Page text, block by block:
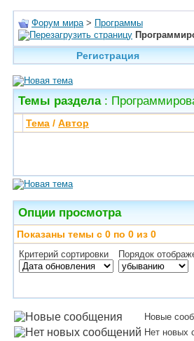
Форум мира > Программы
Регистрация
Темы раздела:
Тема / Автор
Опции просмотра
Показаны темы с 0 по 0 из 0
Критерий сортировки Порядок
Новые
Нет новых